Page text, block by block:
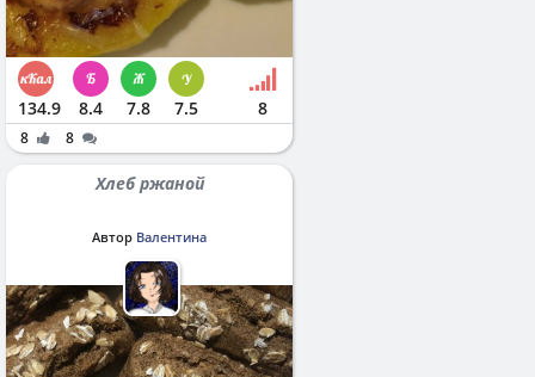
134.9 8.4 7.8 7.5 8
8 8
Хлеб ржаной
Автор Валентина